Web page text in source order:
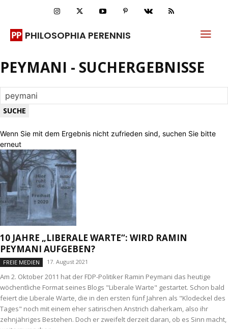
PHILOSOPHIA PERENNIS
PEYMANI - SUCHERGEBNISSE
Wenn Sie mit dem Ergebnis nicht zufrieden sind, suchen Sie bitte
erneut
10 JAHRE „LIBERALE WARTE“: WIRD RAMIN
PEYMANI AUFGEBEN?
FREIE MEDIEN 17. August 2021
Am 2. Oktober 2011 hat der FDP-Politiker Ramin Peymani das heutige
wöchentliche Format seines Blogs "Liberale Warte" gestartet. Schon bald
feiert die Liberale Warte, die in den ersten fünf Jahren als "Klodeckel des
Tages" noch mit einem eher satirischen Anstrich daherkam, also ihr
zehnjähriges Bestehen. Doch er zweifelt derzeit daran, ob es Sinn macht,